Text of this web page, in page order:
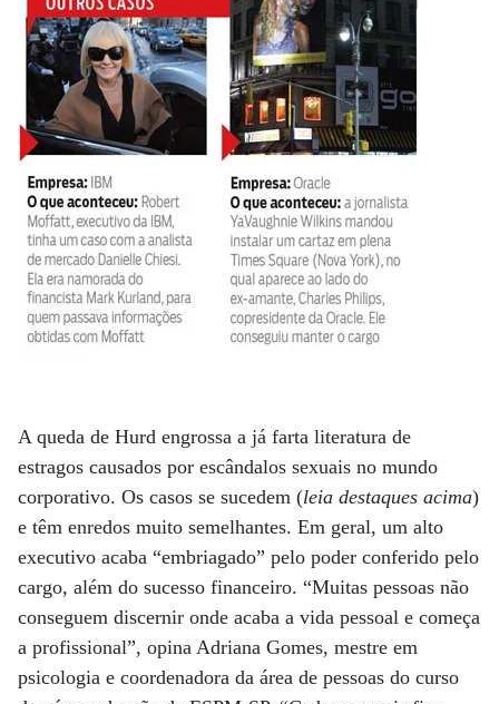
A queda de Hurd engrossa a já farta literatura de
estragos causados por escândalos sexuais no mundo
corporativo. Os casos se sucedem (leia destaques acima)
e têm enredos muito semelhantes. Em geral, um alto
executivo acaba “embriagado” pelo poder conferido pelo
cargo, além do sucesso financeiro. “Muitas pessoas não
conseguem discernir onde acaba a vida pessoal e começa
a profissional”, opina Adriana Gomes, mestre em
psicologia e coordenadora da área de pessoas do curso